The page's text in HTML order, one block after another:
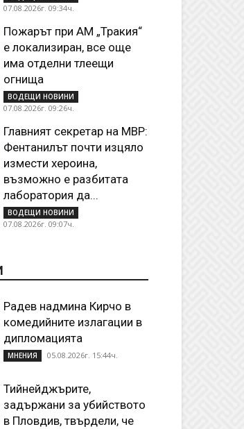
07.08.2026г. 09:34ч.
Пожарът при АМ „Тракия“
е локализиран, все още
има отделни тлеещи
огнища
ВОДЕЩИ НОВИНИ
07.08.2026г. 09:26ч.
Главният секретар на МВР:
Фентанилът почти изцяло
измести хероина,
възможно е разбитата
лаборатория да...
ВОДЕЩИ НОВИНИ
07.08.2026г. 09:07ч.
Радев надмина Кирчо в
комедийните излагации в
дипломацията
МНЕНИЯ 05.08.2026г. 15:44ч.
Тийнейджърите,
задържани за убийството
в Пловдив, твърдели, че